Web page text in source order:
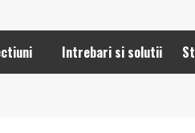
Intrebari si solutii